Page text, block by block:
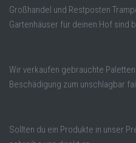
Großhandel und Restposten
Gartenhäuser für deinen Hof sind
Wir verkaufen gebrauchte
Beschädigung zum unschlagbar
Sollten du ein Produkte in unser